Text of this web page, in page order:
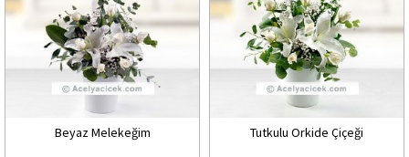
Beyaz Melekeğim Tutkulu Orkide Çiçeği